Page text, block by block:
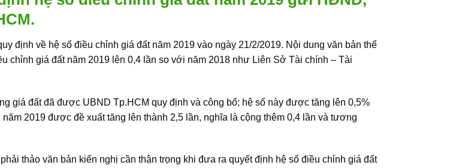
định về hệ số điều chỉnh giá đất năm 2019 vào ngày 21/2/2019. Nội dung văn bản thể
chỉnh giá đất năm 2019 lên 0,4 lần so với năm 2018 như Liên Sở Tài chính – Tài
giá đất đã được UBND Tp.HCM quy định và công bố; hệ số này được tăng lên 0,5%
2019 được đề xuất tăng lên thành 2,5 lần, nghĩa là cộng thêm 0,4 lần và tương
thảo văn bản kiến nghị cần thận trọng khi đưa ra quyết định hệ số điều chỉnh giá đất